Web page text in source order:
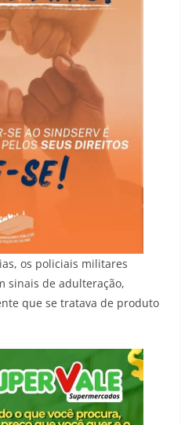
os policiais militares
sinais de adulteração,
que se tratava de produto